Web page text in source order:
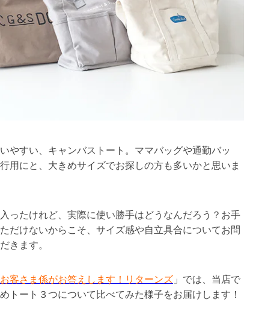
やすい、キャンバストート。ママバッグや通勤バッ
用にと、大きめサイズでお探しの方も多いかと思いま
ったけれど、実際に使い勝手はどうなんだろう？お手
だけないからこそ、サイズ感や自立具合についてお問
きます。
お客さま係がお答えします！リターンズ 」では、当店で
トート３つについて比べてみた様子をお届けします！